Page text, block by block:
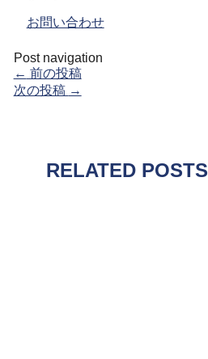
お問い合わせ
Post navigation
← 前の投稿
次の投稿 →
RELATED POSTS